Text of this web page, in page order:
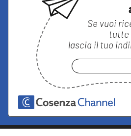
Se vuoi
tutte
lascia il tuo